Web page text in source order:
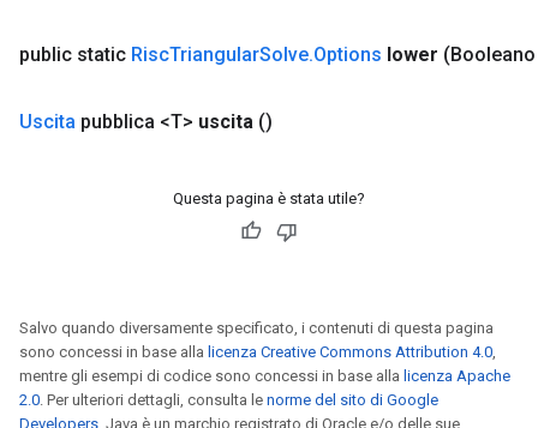
public static RiscTriangularSolve.Options lower
Uscita pubblica <T> uscita ()
Questa pagina è stata utile?
Salvo quando diversamente specificato, i contenuti di questa pagina
sono concessi in base alla licenza Creative Commons Attribution 4.0,
mentre gli esempi di codice sono concessi in base alla licenza Apache
2.0. Per ulteriori dettagli, consulta le norme del sito di Google
Developers . Java è un marchio registrato di Oracle e/o delle sue